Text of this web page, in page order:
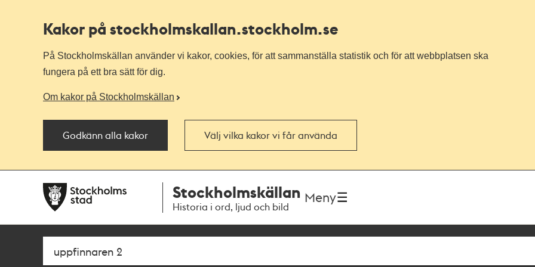
Kakor på stockholmskallan.stockholm.se
På Stockholmskällan använder vi kakor, cookies, för att sammanställa statistik och för att webbplatsen ska
fungera på ett bra sätt för dig.
Om kakor på Stockholmskällan
Godkänn alla kakor Välj vilka kakor vi får använda
navigationen
huvudinnehållet
Stockholmskällan
Historia i ord, ljud och bild
Meny
Sök